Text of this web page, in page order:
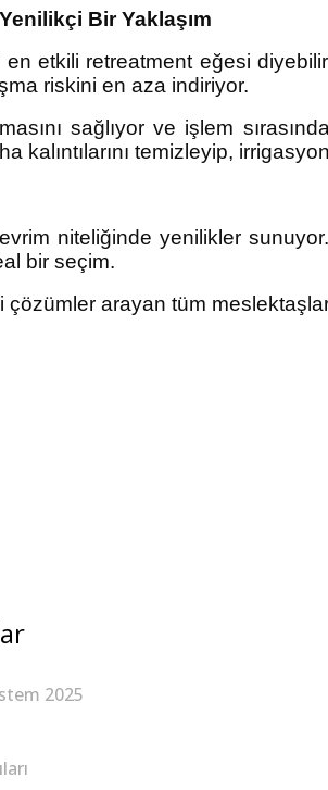
Bir Yaklaşım
etkili retreatment eğesi
riskini en aza indiriyor.
sağlıyor ve işlem
kalıntılarını temizleyip,
niteliğinde yenilikler
bir seçim.
arayan tüm
2025